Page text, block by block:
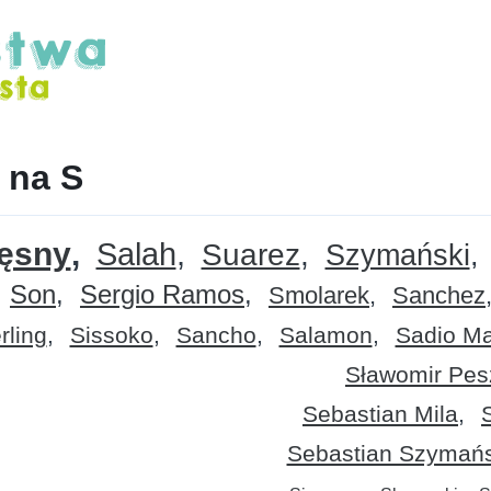
na S
Salah Suarez Szymański
Son Sergio Ramos Smolarek Sanchez
Sissoko Sancho Salamon
Sadio
Sławomir
Sebastian Mila
Sebastian